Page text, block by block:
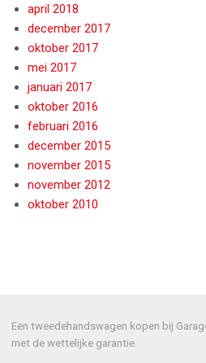
april 2018
december 2017
oktober 2017
mei 2017
januari 2017
oktober 2016
februari 2016
december 2015
november 2015
november 2012
oktober 2010
Een tweedehandswagen kopen bij
met de wettelijke garantie.